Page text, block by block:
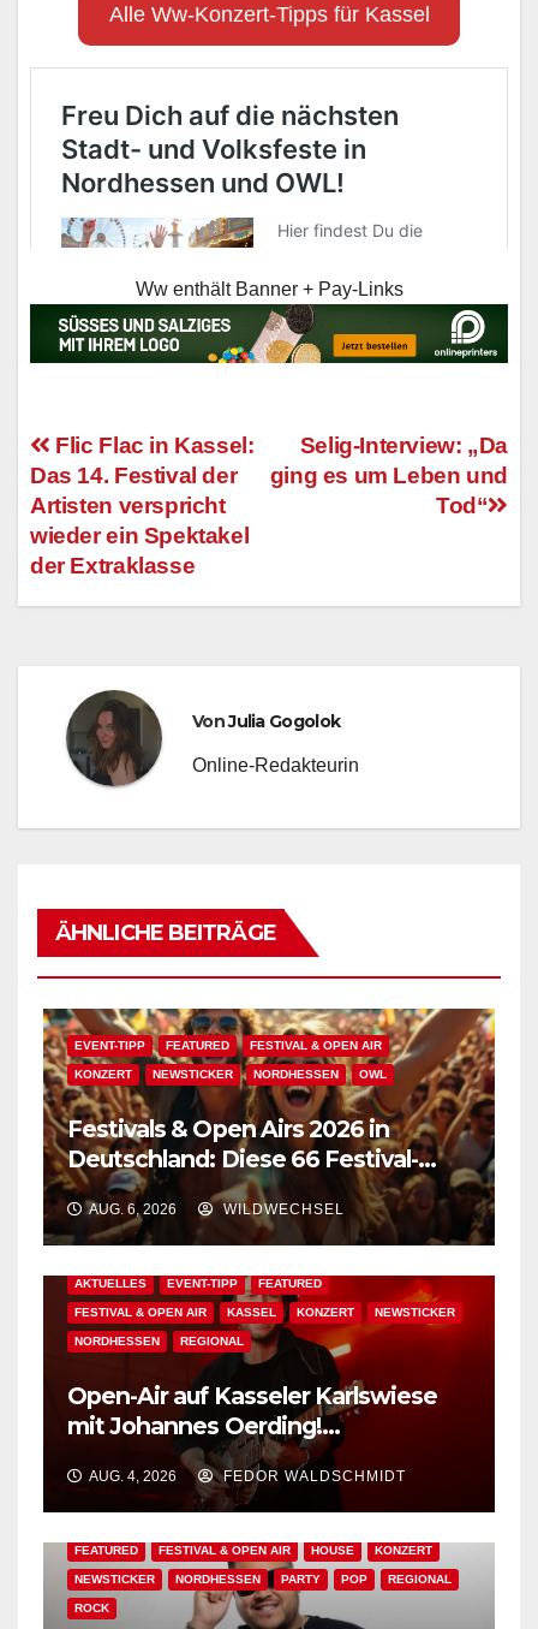
Alle Ww-Konzert-Tipps für Kassel
Ww enthält Banner + Pay-Links
Beitragsnavigation
Selig-Interview: „Da
ging es um Leben und
Tod“
Flic Flac in Kassel:
Das 14. Festival der
Artisten verspricht
wieder ein Spektakel
der Extraklasse
VonJulia Gogolok
Online-Redakteurin
ÄHNLICHE BEITRÄGE
EVENT-TIPP FEATURED FESTIVAL & OPEN AIR
KONZERT NEWSTICKER NORDHESSEN OWL
Festivals & Open Airs 2026 in
Deutschland: Diese 66 Festival-
Events warten auf Dich!
AUG. 6, 2026 WILDWECHSEL
AKTUELLES EVENT-TIPP FEATURED
FESTIVAL & OPEN AIR KASSEL KONZERT NEWSTICKER
NORDHESSEN REGIONAL
Open-Air auf Kasseler Karlswiese
mit Johannes Oerding!
Zusatzkontingent an Tickets
erhältlich!
AUG. 4, 2026 FEDOR WALDSCHMIDT
FEATURED FESTIVAL & OPEN AIR HOUSE KONZERT
NEWSTICKER NORDHESSEN PARTY POP REGIONAL
ROCK